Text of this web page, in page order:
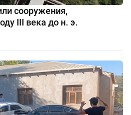
сооружения,
III века до н. э.